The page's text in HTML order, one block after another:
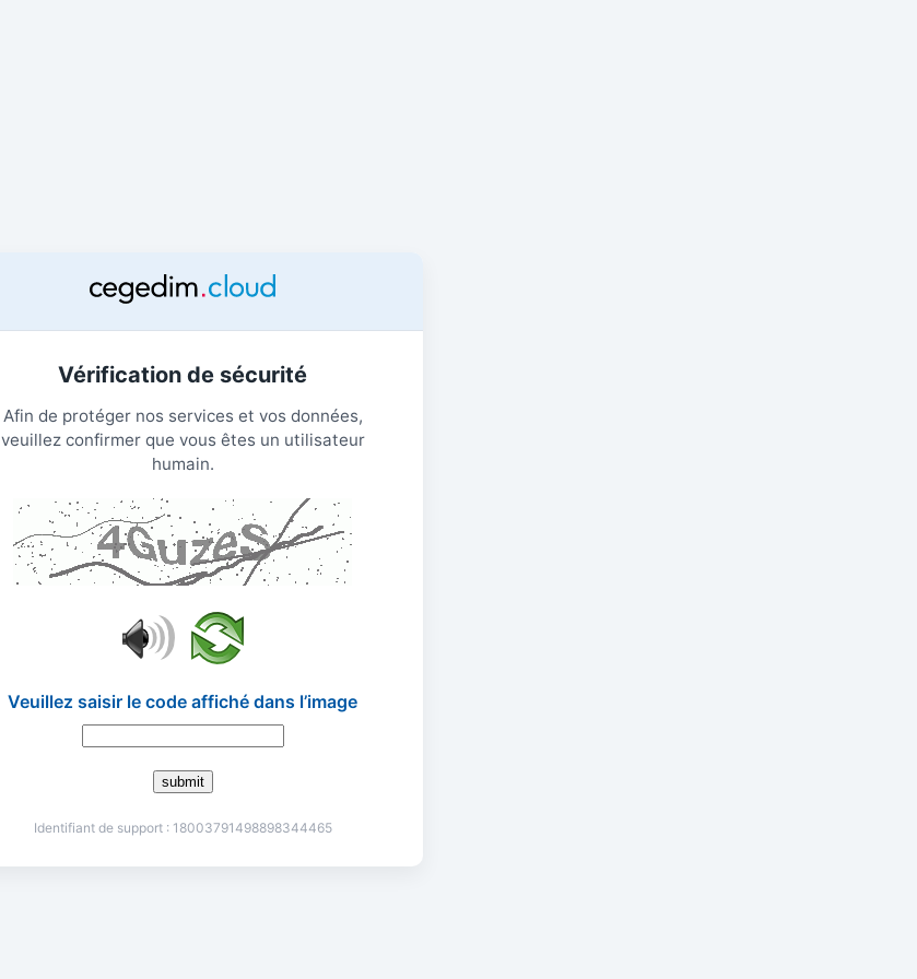
Vérification de sécurité
Afin de protéger nos services et vos données,
veuillez confirmer que vous êtes un utilisateur
humain.
Veuillez saisir le code affiché dans l’image
submit
Identifiant de support : 18003791498898344465